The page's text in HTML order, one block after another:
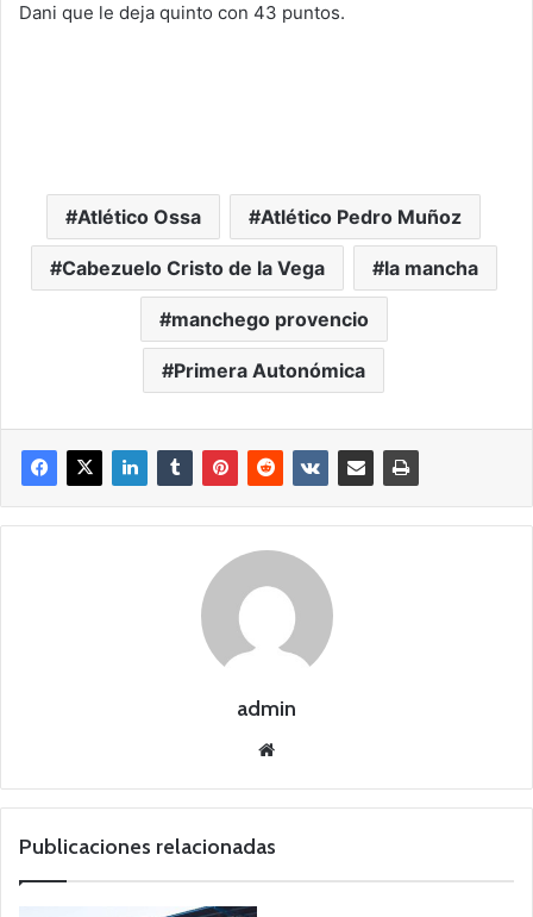
Dani que le deja quinto con 43 puntos.
Atlético Ossa Atlético Pedro Muñoz
Cabezuelo Cristo de la Vega la mancha
manchego provencio
Primera Autonómica
admin
we
Publicaciones relacionadas